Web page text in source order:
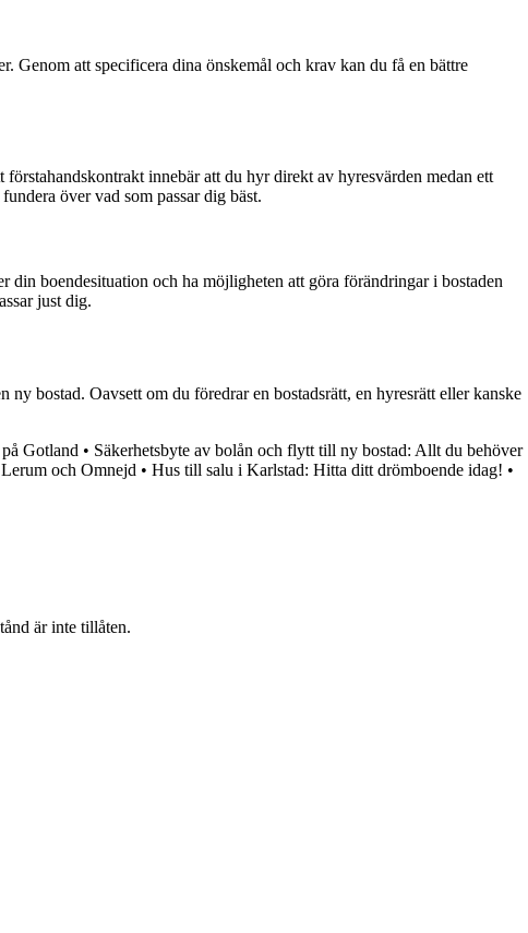
Genom att specificera dina önskemål och krav kan du få en bättre
innebär att du hyr direkt av hyresvärden medan ett
över vad som passar dig bäst.
din boendesituation och ha möjligheten att göra förändringar i bostaden
just dig.
bostad. Oavsett om du föredrar en bostadsrätt, en hyresrätt eller kanske
Gotland • Säkerhetsbyte av bolån och flytt till ny bostad: Allt du behöver
och Omnejd • Hus till salu i Karlstad: Hitta ditt drömboende idag! •
är inte tillåten.